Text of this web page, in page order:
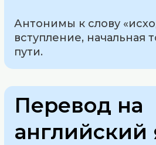
Антонимы к слову
вступление, начальная
пути.
Перевод на
английский